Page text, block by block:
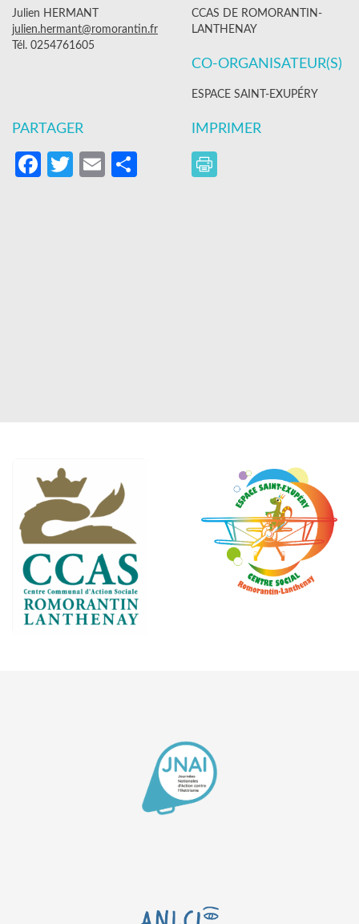
Julien HERMANT
julien.hermant@romorantin.fr
Tél. 0254761605
CCAS DE ROMORANTIN-
LANTHENAY
CO-ORGANISATEUR(S)
ESPACE SAINT-EXUPÉRY
PARTAGER
Facebook
Twitter
EmailPartager
IMPRIMER